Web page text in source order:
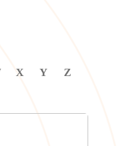
X Y Z